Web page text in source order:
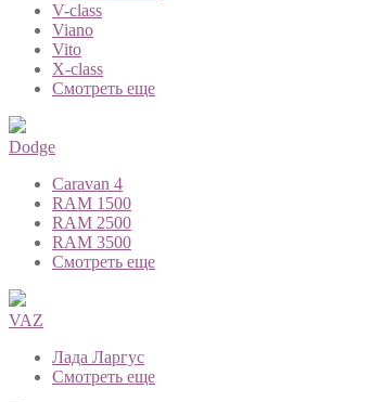
V-class
Viano
Vito
X-class
Смотреть еще
Dodge
Caravan 4
RAM 1500
RAM 2500
RAM 3500
Смотреть еще
VAZ
Лада Ларгус
Смотреть еще